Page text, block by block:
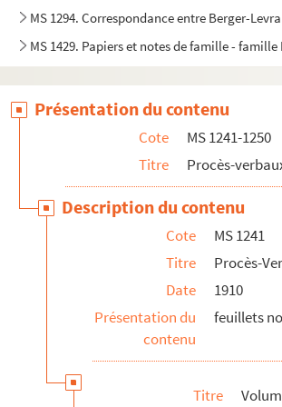
MS 1294. Correspondance entre Berger-
MS 1429. Papiers et notes de famille - famille
Présentation du contenu
Cote
MS 1241-1250
Titre
Procès-
Description du contenu
Cote
MS 1241
Titre
Procès-
Date
1910
Présentation du
contenu
feuillets
Titre